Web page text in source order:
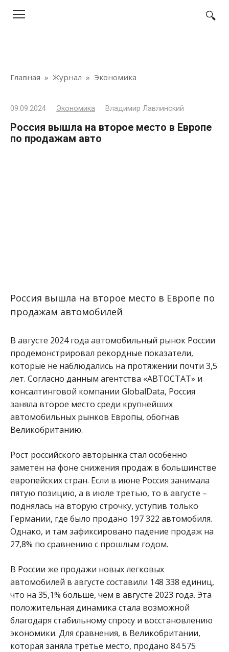
Главная » Журнал » Экономика
09.09.2024 Экономика Владимир Лавлинский
Россия вышла на второе место в Европе
по продажам авто
Россия вышла на второе место в Европе по
продажам автомобилей
В августе 2024 года автомобильный рынок России
продемонстрировал рекордные показатели,
которые не наблюдались на протяжении почти 3,5
лет. Согласно данным агентства «АВТОСТАТ» и
консалтинговой компании GlobalData, Россия
заняла второе место среди крупнейших
автомобильных рынков Европы, обогнав
Великобританию.
Рост российского авторынка стал особенно
заметен на фоне снижения продаж в большинстве
европейских стран. Если в июне Россия занимала
пятую позицию, а в июле третью, то в августе –
поднялась на вторую строчку, уступив только
Германии, где было продано 197 322 автомобиля.
Однако, и там зафиксировано падение продаж на
27,8% по сравнению с прошлым годом.
В России же продажи новых легковых
автомобилей в августе составили 148 338 единиц,
что на 35,1% больше, чем в августе 2023 года. Эта
положительная динамика стала возможной
благодаря стабильному спросу и восстановлению
экономики. Для сравнения, в Великобритании,
которая заняла третье место, продано 84 575